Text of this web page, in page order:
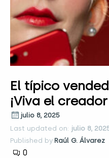
El típico
¡Viva el
julio 8, 2025
Last updated on: julio 8,
Published by:Raúl G. Álvarez
0